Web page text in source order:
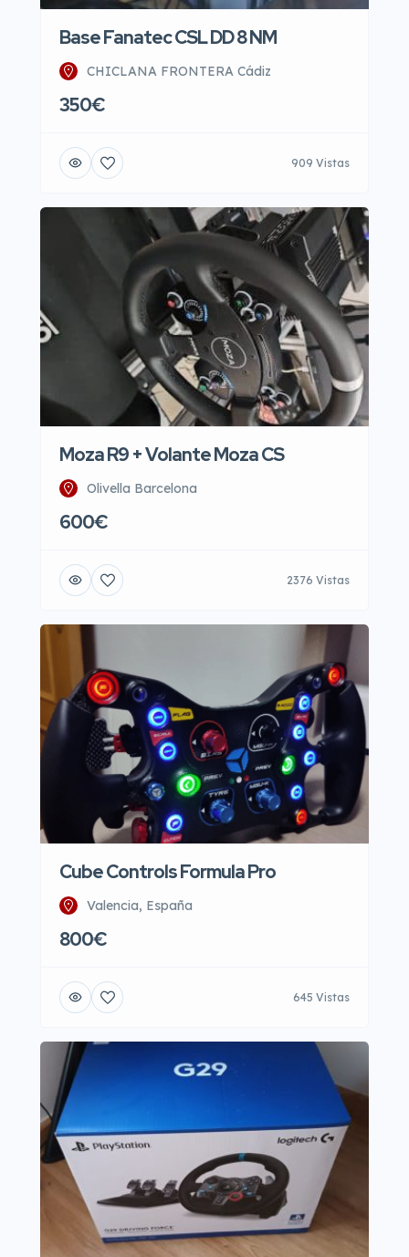
Base Fanatec CSL DD 8 NM
CHICLANA FRONTERA Cádiz
350€
909 Vistas
Moza R9 + Volante Moza CS
Olivella Barcelona
600€
2376 Vistas
Cube Controls Formula Pro
Valencia, España
800€
645 Vistas